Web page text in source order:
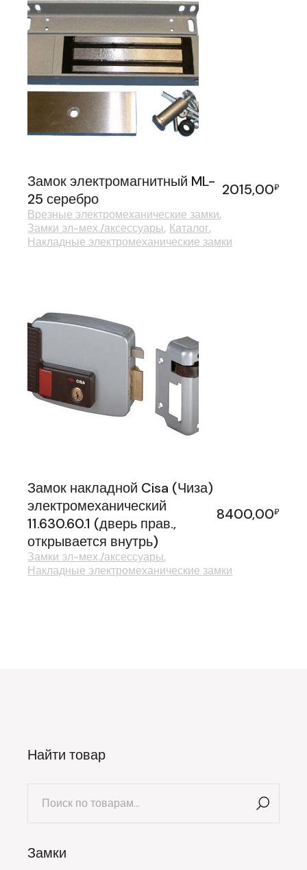
Замок электромагнитный ML-
25 серебро
2015,00₽
Врезные электромеханические замки
Замки эл-мех./аксессуары Каталог
Накладные электромеханические замки
Замок накладной Cisa (Чиза)
электромеханический
11.630.60.1 (дверь прав.,
открывается внутрь)
8400,00₽
Замки эл-мех./аксессуары
Накладные электромеханические замки
Найти товар
Замки